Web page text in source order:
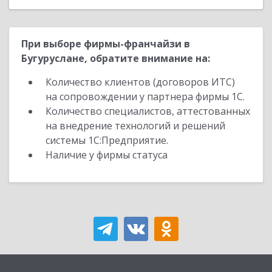
При выборе фирмы-франчайзи в
Бугуруслане, обратите внимание на:
Количество клиентов (договоров ИТС)
на сопровождении у партнера фирмы 1С.
Количество специалистов, аттестованных
на внедрение технологий и решений
системы 1С:Предприятие.
Наличие у фирмы статуса